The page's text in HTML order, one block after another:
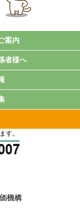
案内
者様へ
す。